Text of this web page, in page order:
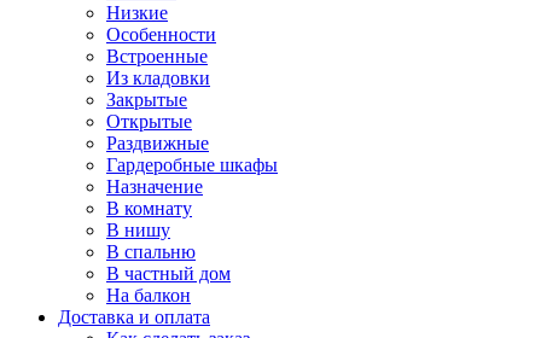
Низкие
Особенности
Встроенные
Из кладовки
Закрытые
Открытые
Раздвижные
Гардеробные шкафы
Назначение
В комнату
В нишу
В спальню
В частный дом
На балкон
Доставка и оплата